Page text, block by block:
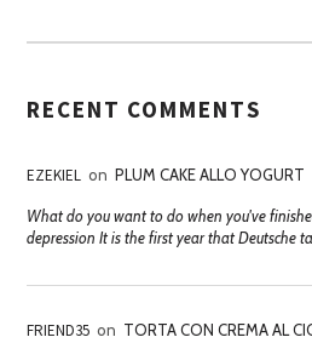
RECENT COMMENTS
EZEKIEL on PLUM CAKE ALLO YOGURT
What do you want to do when you've
depression It is the first year that Deutsche
FRIEND35 on TORTA CON CREMA AL